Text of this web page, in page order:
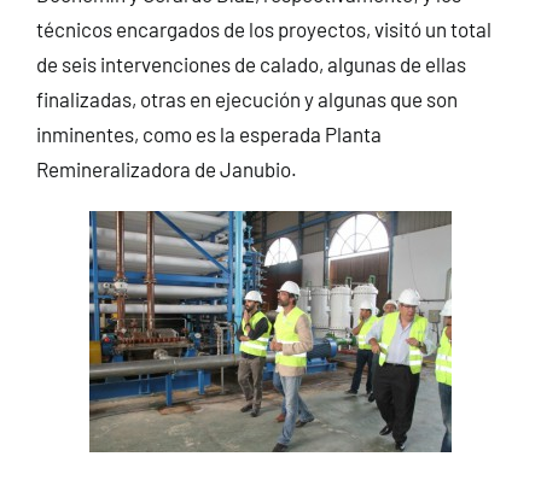
técnicos encargados de los proyectos, visitó un total
de seis intervenciones de calado, algunas de ellas
finalizadas, otras en ejecución y algunas que son
inminentes, como es la esperada Planta
Remineralizadora de Janubio.